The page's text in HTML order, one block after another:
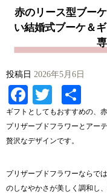
赤のリース型ブー
い結婚式ブーケ＆
投稿日 2026年5月6日
Facebook
Twitter
有
ギフトとしてもおすすめの、
プリザーブドフラワーとアー
贅沢なデザインです。
プリザーブドフラワーならで
のしなやかさが美しく調和し